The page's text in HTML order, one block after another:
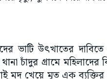
ভাটি উৎখাতের
চাঁদুর গ্রামে
মদ খেয়ে মৃত এক